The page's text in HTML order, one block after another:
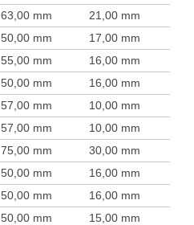
63,00 mm 21,00 mm
50,00 mm 17,00 mm
55,00 mm 16,00 mm
50,00 mm 16,00 mm
57,00 mm 10,00 mm
57,00 mm 10,00 mm
75,00 mm 30,00 mm
50,00 mm 16,00 mm
50,00 mm 16,00 mm
50,00 mm 15,00 mm